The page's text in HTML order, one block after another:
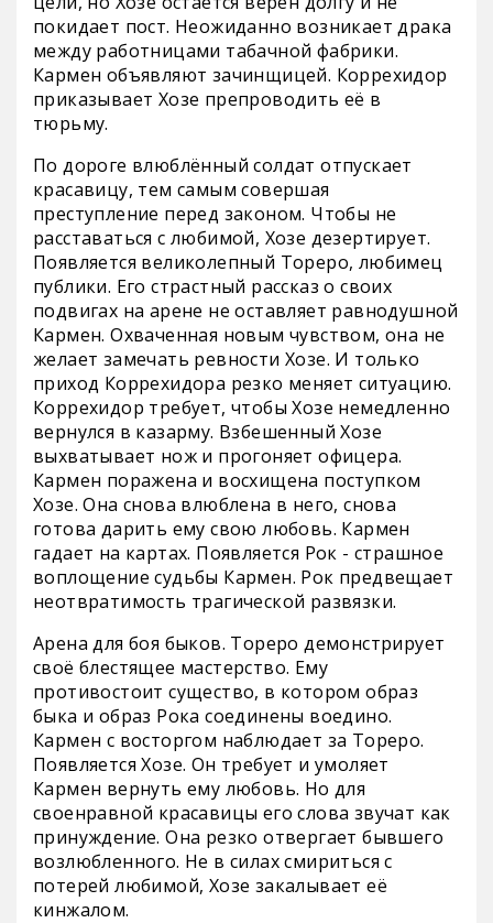
покидает пост. Неожиданно возникает драка
между работницами табачной фабрики.
Кармен объявляют зачинщицей. Коррехидор
приказывает Хозе препроводить её в
тюрьму.
По дороге влюблённый солдат отпускает
красавицу, тем самым совершая
преступление перед законом. Чтобы не
расставаться с любимой, Хозе дезертирует.
Появляется великолепный Тореро, любимец
публики. Его страстный рассказ о своих
подвигах на арене не оставляет равнодушной
Кармен. Охваченная новым чувством, она не
желает замечать ревности Хозе. И только
приход Коррехидора резко меняет ситуацию.
Коррехидор требует, чтобы Хозе немедленно
вернулся в казарму. Взбешенный Хозе
выхватывает нож и прогоняет офицера.
Кармен поражена и восхищена поступком
Хозе. Она снова влюблена в него, снова
готова дарить ему свою любовь. Кармен
гадает на картах. Появляется Рок - страшное
воплощение судьбы Кармен. Рок предвещает
неотвратимость трагической развязки.
Арена для боя быков. Тореро демонстрирует
своё блестящее мастерство. Ему
противостоит существо, в котором образ
быка и образ Рока соединены воедино.
Кармен с восторгом наблюдает за Тореро.
Появляется Хозе. Он требует и умоляет
Кармен вернуть ему любовь. Но для
своенравной красавицы его слова звучат как
принуждение. Она резко отвергает бывшего
возлюбленного. Не в силах смириться с
потерей любимой, Хозе закалывает её
кинжалом.